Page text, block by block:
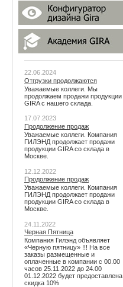
22.06.2024
Отгрузки продолжаются
Уважаемые коллеги. Мы
продолжаем продажи продукции
GIRA с нашего склада.
17.07.2023
Продолжение продаж
Уважаемые коллеги. Компания
ГИЛЭНД продолжает продажи
продукции GIRA со склада в
Москве.
12.12.2022
Продолжение продаж
Уважаемые коллеги. Компания
ГИЛЭНД продолжает продажи
продукции GIRA со склада в
Москве.
24.11.2022
Черная Пятница
Компания Гилэнд объявляет
«Черную пятницу» !!! На все
заказы размещенные и
оплаченные в компании с 00.00
часов 25.11.2022 до 24.00
01.12.2022 будет предоставлена
скидка 10%